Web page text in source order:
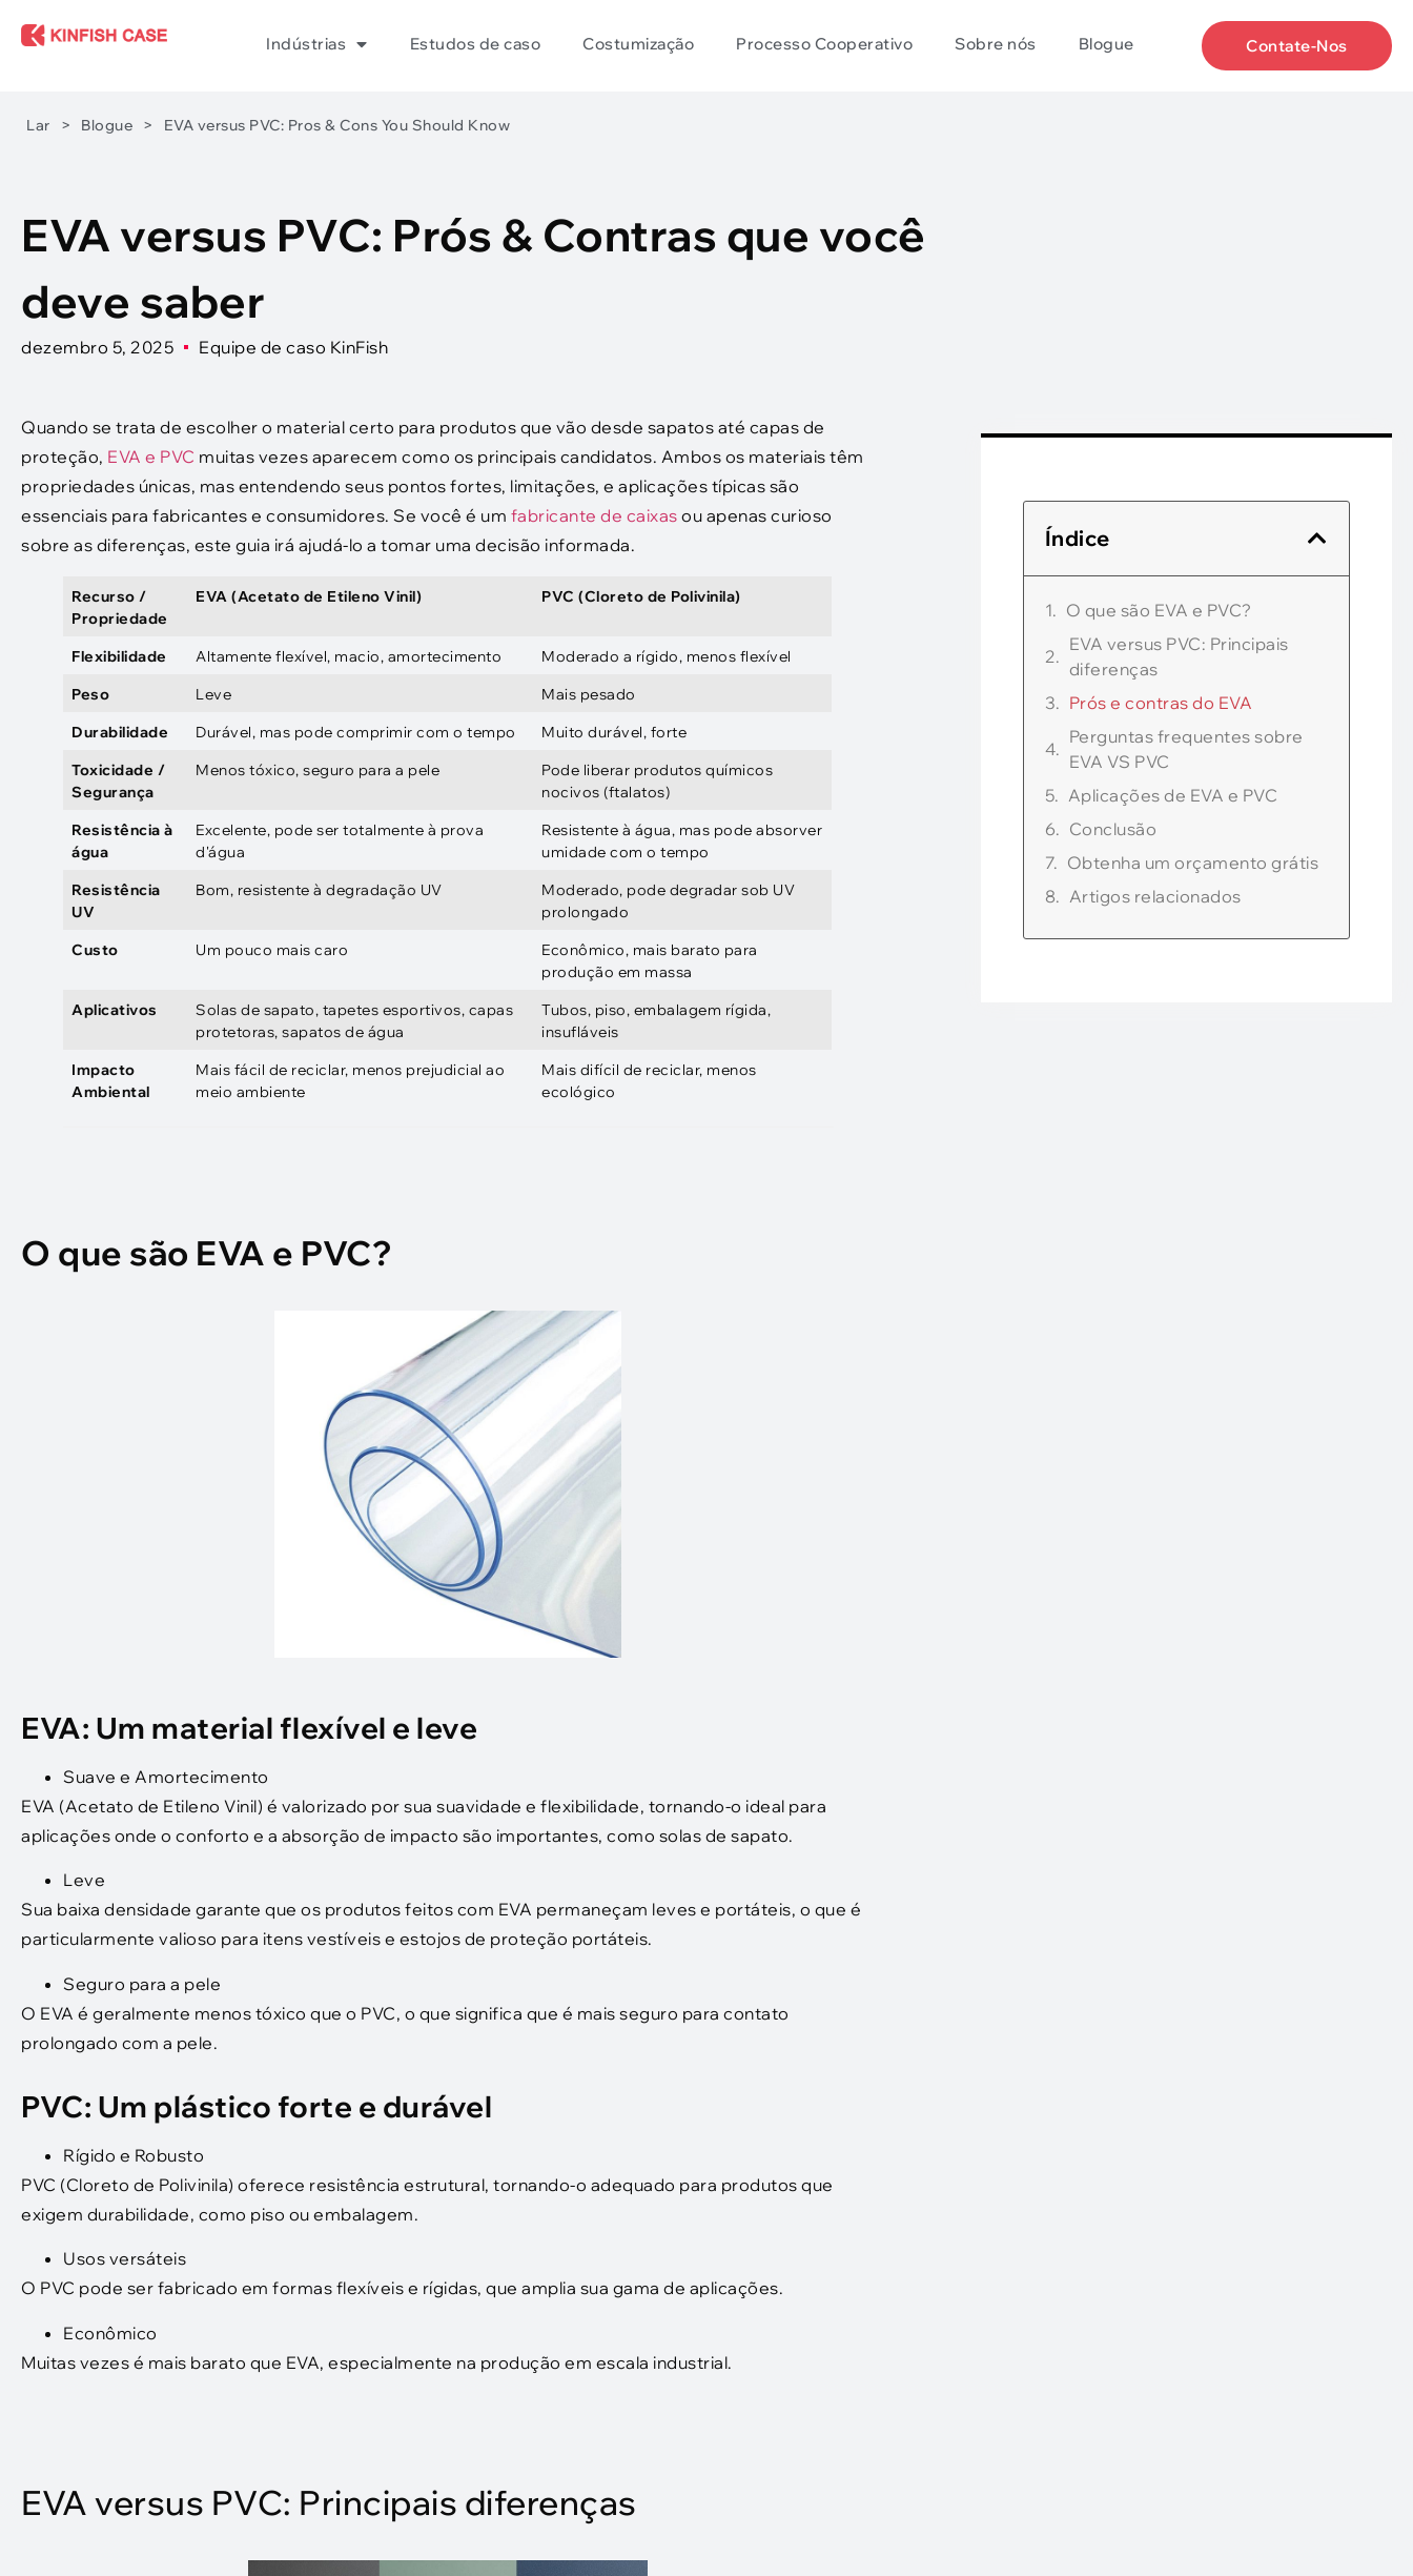
Indústrias Estudos de caso Costumização Processo Cooperativo Sobre nós Blogue Contate-Nos
Lar > Blogue > EVA versus PVC: Pros & Cons You Should Know
EVA versus PVC: Prós & Contras que você
deve saber
dezembro 5, 2025 Equipe de caso KinFish
Quando se trata de escolher o material certo para produtos que vão desde sapatos até capas de
proteção, EVA e PVC muitas vezes aparecem como os principais candidatos. Ambos os materiais têm
propriedades únicas, mas entendendo seus pontos fortes, limitações, e aplicações típicas são
essenciais para fabricantes e consumidores. Se você é um fabricante de caixas ou apenas curioso
sobre as diferenças, este guia irá ajudá-lo a tomar uma decisão informada.
Recurso /
Propriedade
EVA (Acetato de Etileno Vinil) PVC (Cloreto de Polivinila)
Flexibilidade Altamente flexível, macio, amortecimento
Moderado a rígido, menos flexível
Peso
Leve
Mais pesado
Durabilidade
Durável, mas pode comprimir com o tempo
Muito durável, forte
Toxicidade /
Segurança
Menos tóxico, seguro para a pele
Pode liberar produtos químicos
nocivos (ftalatos)
Resistência à
água
Excelente, pode ser totalmente à prova
d'água
Resistente à água, mas pode absorver
umidade com o tempo
Resistência
UV
Bom, resistente à degradação UV
Moderado, pode degradar sob UV
prolongado
Custo
Um pouco mais caro
Econômico, mais barato para
produção em massa
Aplicativos
Solas de sapato, tapetes esportivos, capas
protetoras, sapatos de água
Tubos, piso, embalagem rígida,
insufláveis
Impacto
Ambiental
Mais fácil de reciclar, menos prejudicial ao
meio ambiente
Mais difícil de reciclar, menos
ecológico
O que são EVA e PVC?
EVA: Um material flexível e leve
Suave e Amortecimento
EVA (Acetato de Etileno Vinil) é valorizado por sua suavidade e flexibilidade, tornando-o ideal para
aplicações onde o conforto e a absorção de impacto são importantes, como solas de sapato.
Leve
Sua baixa densidade garante que os produtos feitos com EVA permaneçam leves e portáteis, o que é
particularmente valioso para itens vestíveis e estojos de proteção portáteis.
Seguro para a pele
O EVA é geralmente menos tóxico que o PVC, o que significa que é mais seguro para contato
prolongado com a pele.
PVC: Um plástico forte e durável
Rígido e Robusto
PVC (Cloreto de Polivinila) oferece resistência estrutural, tornando-o adequado para produtos que
exigem durabilidade, como piso ou embalagem.
Usos versáteis
O PVC pode ser fabricado em formas flexíveis e rígidas, que amplia sua gama de aplicações.
Econômico
Muitas vezes é mais barato que EVA, especialmente na produção em escala industrial.
EVA versus PVC: Principais diferenças
Índice
O que são EVA e PVC?
EVA versus PVC: Principais
diferenças
Prós e contras do EVA
Perguntas frequentes sobre
EVA VS PVC
Aplicações de EVA e PVC
Conclusão
Obtenha um orçamento grátis
Artigos relacionados